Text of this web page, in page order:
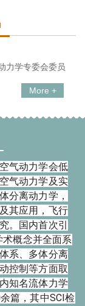
力学专委会委员
More +
气动力学会低
气动力学及实
分离动力学，
其应用，飞行
。国内首次引
术概念并全面系
系、多体分离
控制等方面取
知名流体力学
篇，其中SCI检